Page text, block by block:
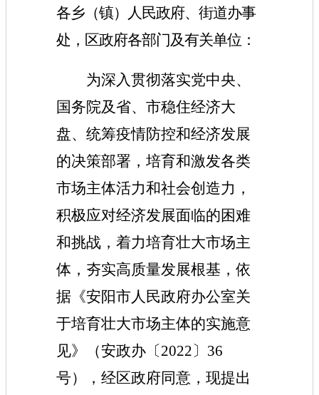
各乡（镇）人民政府、街道办事
处，区政府各部门及有关单位：
为深入贯彻落实党中央、
国务院及省、市稳住经济大
盘、统筹疫情防控和经济发展
的决策部署，培育和激发各类
市场主体活力和社会创造力，
积极应对经济发展面临的困难
和挑战，着力培育壮大市场主
体，夯实高质量发展根基，依
据《安阳市人民政府办公室关
于培育壮大市场主体的实施意
见》（安政办〔2022〕36
号），经区政府同意，现提出